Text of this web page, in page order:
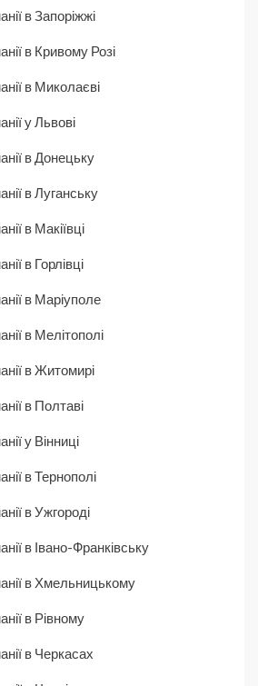
в Запоріжжі
в Кривому Розі
в Миколаєві
у Львові
в Донецьку
в Луганську
в Макіївці
в Горлівці
в Маріуполе
в Мелітополі
в Житомирі
в Полтаві
у Вінниці
в Тернополі
в Ужгороді
в Івано-Франківську
в Хмельницькому
в Рівному
в Черкасах